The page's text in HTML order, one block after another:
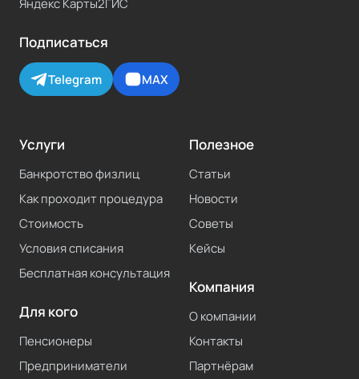
Яндекс Карты2ГИС
Подписаться
Telegram MAX
Услуги
Банкротство физлиц
Как проходит процедура
Стоимость
Условия списания
Бесплатная консультация
Для кого
Пенсионеры
Предприниматели
Полезное
Статьи
Новости
Советы
Кейсы
Компания
О компании
Контакты
Партнёрам